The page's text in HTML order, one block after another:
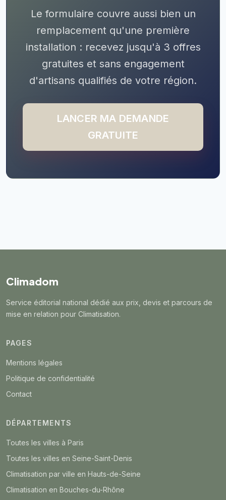
Le formulaire couvre aussi bien un
remplacement qu'une première
installation : recevez jusqu'à 3 offres
gratuites et sans engagement
d'artisans qualifiés de votre région.
LANCER MA DEMANDE
GRATUITE
Climadom
Service éditorial national dédié aux prix, devis et parcours de
mise en relation pour Climatisation.
PAGES
Mentions légales
Politique de confidentialité
Contact
DÉPARTEMENTS
Toutes les villes à Paris
Toutes les villes en Seine-Saint-Denis
Climatisation par ville en Hauts-de-Seine
Climatisation en Bouches-du-Rhône